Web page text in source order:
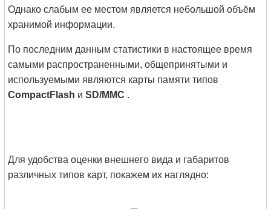
Однако слабым ее местом является небольшой объём
хранимой информации.
По последним данным статистики в настоящее время
самыми распространенными, общепринятыми и
используемыми являются карты памяти типов
CompactFlash иSD/MMC .
Для удобства оценки внешнего вида и габаритов
различных типов карт, покажем их наглядно: